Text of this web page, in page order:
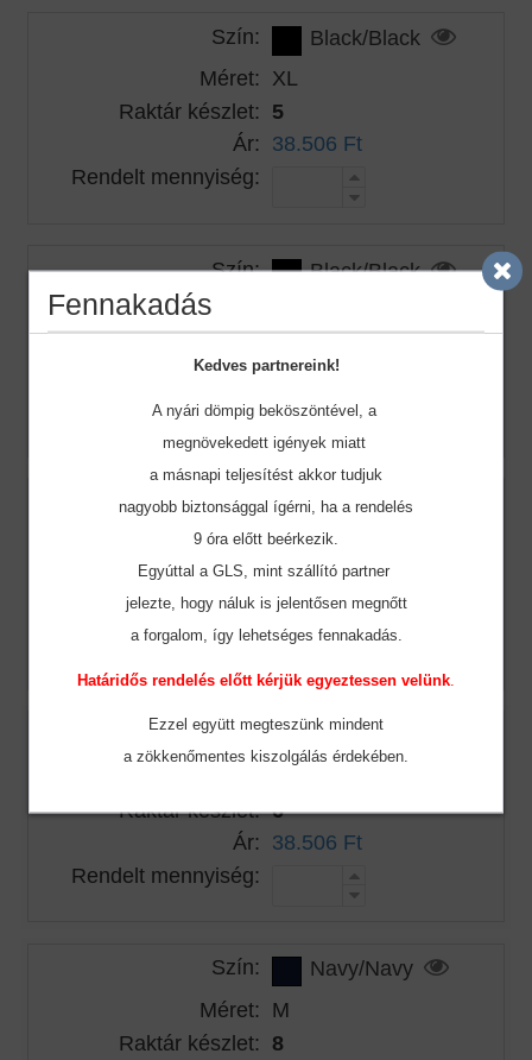
Szín:
Black/Black
Méret: XL
Raktár készlet: 5
Ár: 38.506 Ft
Rendelt mennyiség:
Szín:
Black/Black
Méret:
Ár: 38.506 Ft
Rendelt mennyiség:
Szín:
Black/Black
Méret: 3XL
Raktár készlet: 4
Ár:
38.506 Ft
Rendelt mennyiség:
Szín:
Navy/Navy
Raktár készlet: 6
Ár: 38.506 Ft
Rendelt mennyiség:
Szín:
Navy/Navy
Méret: M
Raktár készlet: 8
Fennakadás
Kedves partnereink!
A nyári dömpig beköszöntével, a
megnövekedett igények miatt
a másnapi teljesítést akkor tudjuk
nagyobb biztonsággal ígérni, ha a rendelés
9 óra előtt beérkezik.
Egyúttal a GLS, mint szállító partner
jelezte, hogy náluk is jelentősen megnőtt
a forgalom, így lehetséges fennakadás.
Határidős rendelés előtt kérjük egyeztessen velünk
Ezzel együtt megteszünk mindent
a zökkenőmentes kiszolgálás érdekében.